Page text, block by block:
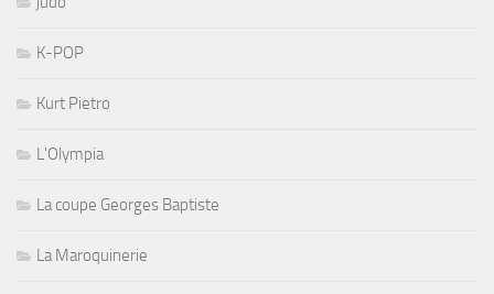
K-POP
Kurt Pietro
L'Olympia
La coupe Georges Baptiste
La Maroquinerie